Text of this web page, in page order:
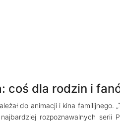
coś dla rodzin i
do animacji i kina familijnego.
rozpoznawalnych